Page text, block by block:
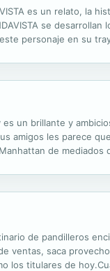
es un relato, la
se
personaje en su
es un brillante y
amigos les parece
de
de pandilleros
ventas, saca
los titulares de